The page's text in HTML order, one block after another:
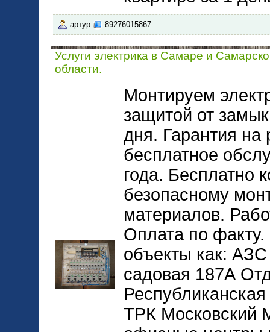
артур 89276015867
Услуги электрика в Самаре и
области.
Монтируем
защитой от
дня. Гарантия на
бесплатное
года. Бесплатно
безопасному
материалов.
Оплата по
объекты как:
садовая 187А
ТРК Московский